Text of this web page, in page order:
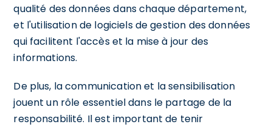
qualité des données dans chaque département,
et l'utilisation de logiciels de gestion des données
qui facilitent l'accès et la mise à jour des
informations.
De plus, la communication et la sensibilisation
jouent un rôle essentiel dans le partage de la
responsabilité. Il est important de tenir